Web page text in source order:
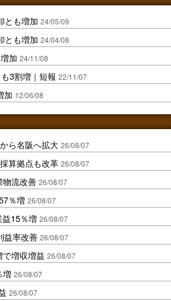
とも増加 24/05/09
とも増加 24/04/08
加 24/11/08
3割増｜短報 22/11/07
加 12/06/08
ら名阪へ拡大 26/08/07
算拠点も改革 26/08/07
物流改善 26/08/07
％増 26/08/07
15％増 26/08/07
益率改善 26/08/07
増収増益 26/08/07
増 26/08/07
26/08/07